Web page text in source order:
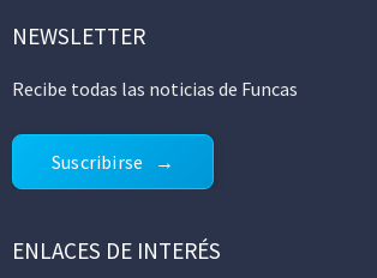
NEWSLETTER
Recibe todas las noticias de Funcas
Suscribirse
ENLACES DE INTERÉS